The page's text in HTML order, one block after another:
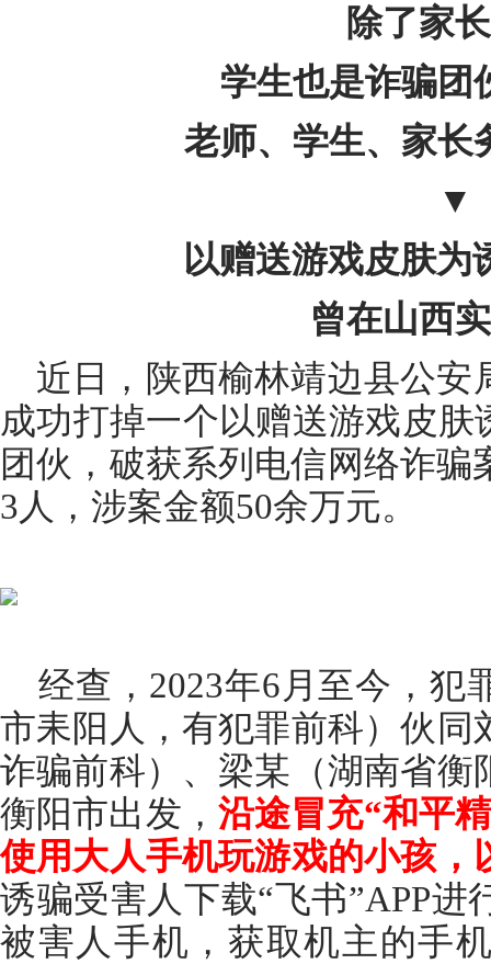
除了家
学生也是诈骗团
老师、学生、家长
▼
以赠送游戏皮肤为
曾在山西
近日，陕西榆林靖边县公安
成功打掉一个以赠送游戏皮肤
团伙，破获系列电信网络诈
3人，涉案金额50余万元。
经查，2023年6月至今，犯
市耒阳人，有犯罪前科）伙同
诈骗前科）、梁某（湖南省衡
衡阳市出发， 沿途冒充“和平
使用大人手机玩游戏的小孩，
诱骗受害人下载“飞书”APP
被害人手机，获取机主的手